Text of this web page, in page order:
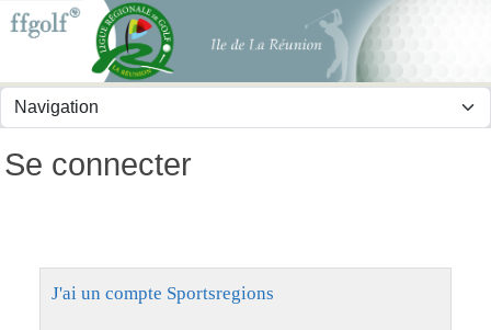
Se connecter
J'ai un compte Sportsregions
Panneau de gestion des cookies